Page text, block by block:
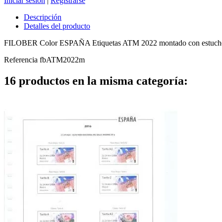
Descripción
Detalles del producto
FILOBER Color ESPAÑA Etiquetas ATM 2022 montado con
Referencia fbATM2022m
16 productos en la misma categoría: